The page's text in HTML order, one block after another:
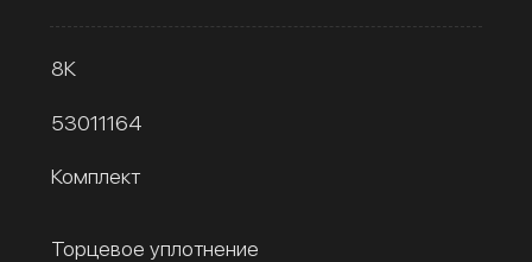
8К
53011164
Комплект
Торцевое уплотнение